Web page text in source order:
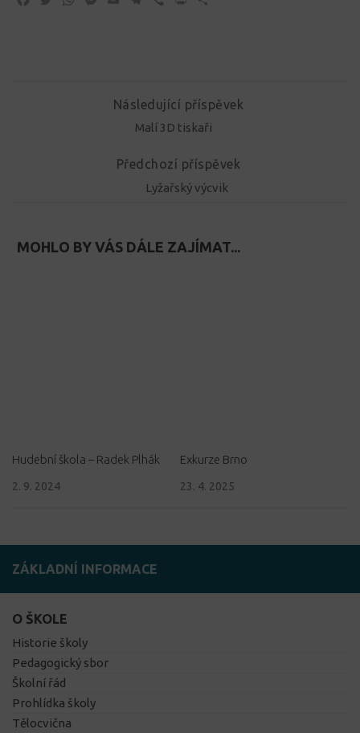
Následující příspěvek
Malí 3D tiskaři
Předchozí příspěvek
Lyžařský výcvik
MOHLO BY VÁS DÁLE ZAJÍMAT...
Hudební škola – Radek Plhák
2. 9. 2024
Exkurze Brno
23. 4. 2025
ZÁKLADNÍ INFORMACE
O ŠKOLE
Historie školy
Pedagogický sbor
Školní řád
Prohlídka školy
Tělocvična